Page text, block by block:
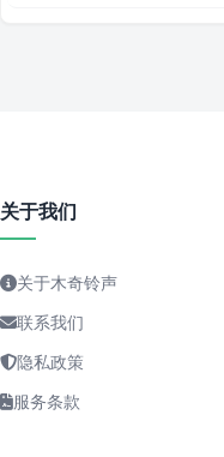
关于我们
关于木奇铃声
联系我们
隐私政策
服务条款